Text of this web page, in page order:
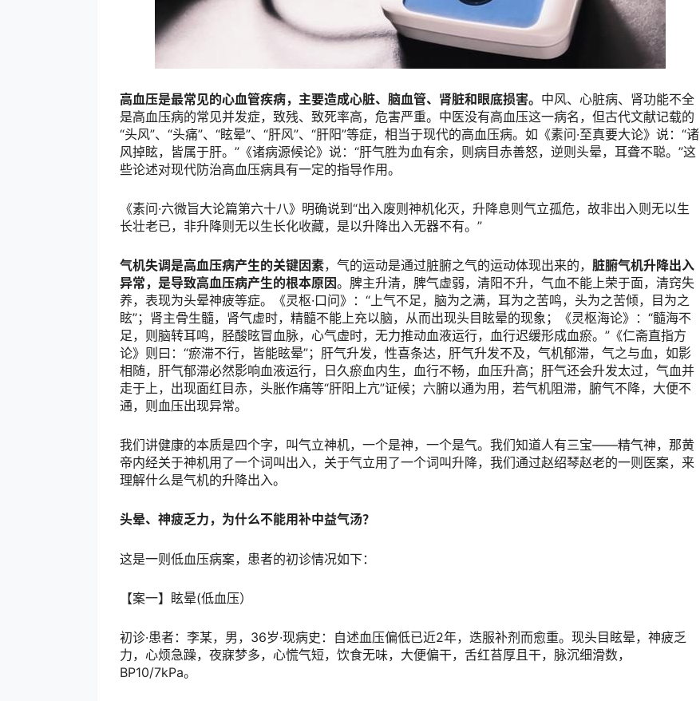
高血压是最常见的心血管疾病，主要造成心脏、脑血管、肾脏和眼底损害。 中风、心脏病、肾功能不全
是高血压病的常见并发症，致残、致死率高，危害严重。中医没有高血压这一病名，但古代文献记载的
“头风”、“头痛”、“眩晕”、“肝风”、“肝阳”等症，相当于现代的高血压病。如《素问·至真要大论》说：“诸
风掉眩，皆属于肝。”《诸病源候论》说：“肝气胜为血有余，则病目赤善怒，逆则头晕，耳聋不聪。”这
些论述对现代防治高血压病具有一定的指导作用。
《素问·六微旨大论篇第六十八》明确说到“出入废则神机化灭，升降息则气立孤危，故非出入则无以生
长壮老已，非升降则无以生长化收藏，是以升降出入无器不有。”
气机失调是高血压病产生的关键因素，气的运动是通过脏腑之气的运动体现出来的， 脏腑气机升降出入
异常，是导致高血压病产生的根本原因。脾主升清，脾气虚弱，清阳不升，气血不能上荣于面，清窍失
养，表现为头晕神疲等症。《灵枢·口问》：“上气不足，脑为之满，耳为之苦鸣，头为之苦倾，目为之
眩”；肾主骨生髓，肾气虚时，精髓不能上充以脑，从而出现头目眩晕的现象；《灵枢海论》：“髓海不
足，则脑转耳鸣，胫酸昡冒血脉，心气虚时，无力推动血液运行，血行迟缓形成血瘀。”《仁斋直指方
论》则曰：“瘀滞不行，皆能眩晕”；肝气升发，性喜条达，肝气升发不及，气机郁滞，气之与血，如影
相随，肝气郁滞必然影响血液运行，日久瘀血内生，血行不畅，血压升高；肝气还会升发太过，气血并
走于上，出现面红目赤，头胀作痛等“肝阳上亢”证候；六腑以通为用，若气机阻滞，腑气不降，大便不
通，则血压出现异常。
我们讲健康的本质是四个字，叫气立神机，一个是神，一个是气。我们知道人有三宝——精气神，那黄
帝内经关于神机用了一个词叫出入，关于气立用了一个词叫升降，我们通过赵绍琴赵老的一则医案，来
理解什么是气机的升降出入。
头晕、神疲乏力， 为什么不能用补中益气汤？
这是一则低血压病案，患者的初诊情况如下：
【案一】眩晕(低血压）
初诊·患者：李某，男，36岁·现病史：自述血压偏低已近2年，迭服补剂而愈重。现头目眩晕，神疲乏
力，心烦急躁，夜寐梦多，心慌气短，饮食无味，大便偏干，舌红苔厚且干，脉沉细滑数，
BP10/7kPa。